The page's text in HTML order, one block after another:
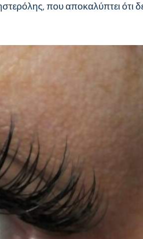
που αποκαλύπτει ότι